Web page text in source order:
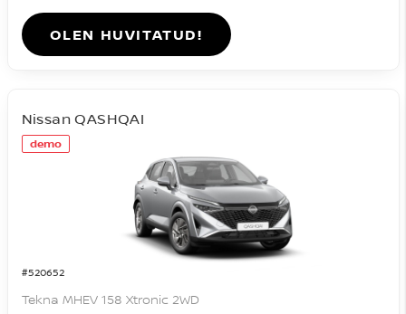
OLEN HUVITATUD!
demo
#520652
Nissan QASHQAI
Tekna MHEV 158 Xtronic 2WD